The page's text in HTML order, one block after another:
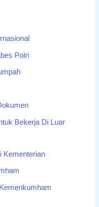
Polri
Bekerja Di Luar
Kementerian